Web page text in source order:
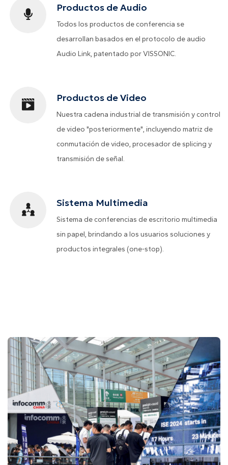
Productos de Audio
Todos los productos de conferencia se
desarrollan basados en el protocolo de audio
Audio Link, patentado por VISSONIC.
Productos de Video
Nuestra cadena industrial de transmisión y control
de video "posteriormente", incluyendo matriz de
conmutación de video, procesador de splicing y
transmisión de señal.
Sistema Multimedia
Sistema de conferencias de escritorio multimedia
sin papel, brindando a los usuarios soluciones y
productos integrales (one-stop).